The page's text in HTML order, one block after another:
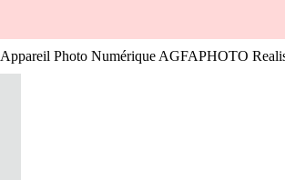
Search
Appareil Photo Numérique AGFAPHOTO